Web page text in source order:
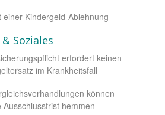
Kindergeld-Ablehnung
Soziales
erfordert keinen
im Krankheitsfall
können
hemmen